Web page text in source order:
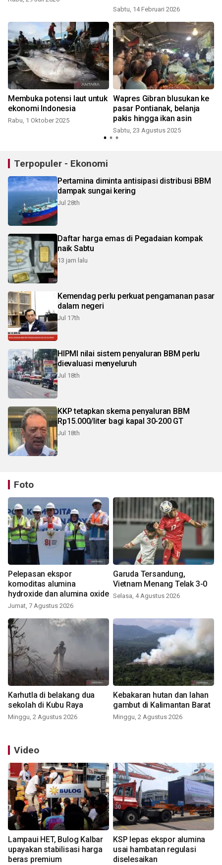
swasembada beras
Sabtu, 14 Februari 2026
Membuka potensi laut untuk
ekonomi Indonesia
Rabu, 1 Oktober 2025
Wapres Gibran blusukan ke
pasar Pontianak, belanja
pakis hingga ikan asin
Sabtu, 23 Agustus 2025
Terpopuler - Ekonomi
Pertamina diminta antisipasi distribusi BBM
dampak sungai kering
Jul 28th
Daftar harga emas di Pegadaian kompak
naik Sabtu
13 jam lalu
Kemendag perlu perkuat pengamanan pasar
dalam negeri
Jul 17th
HIPMI nilai sistem penyaluran BBM perlu
dievaluasi menyeluruh
Jul 18th
KKP tetapkan skema penyaluran BBM
Rp15.000/liter bagi kapal 30-200 GT
Jul 18th
Foto
Pelepasan ekspor
komoditas alumina
hydroxide dan alumina oxide
Jumat, 7 Agustus 2026
Garuda Tersandung,
Vietnam Menang Telak 3-0
Selasa, 4 Agustus 2026
Karhutla di belakang dua
sekolah di Kubu Raya
Minggu, 2 Agustus 2026
Kebakaran hutan dan lahan
gambut di Kalimantan Barat
Minggu, 2 Agustus 2026
Video
Lampaui HET, Bulog Kalbar
upayakan stabilisasi harga
beras premium
KSP lepas ekspor alumina
usai hambatan regulasi
diselesaikan